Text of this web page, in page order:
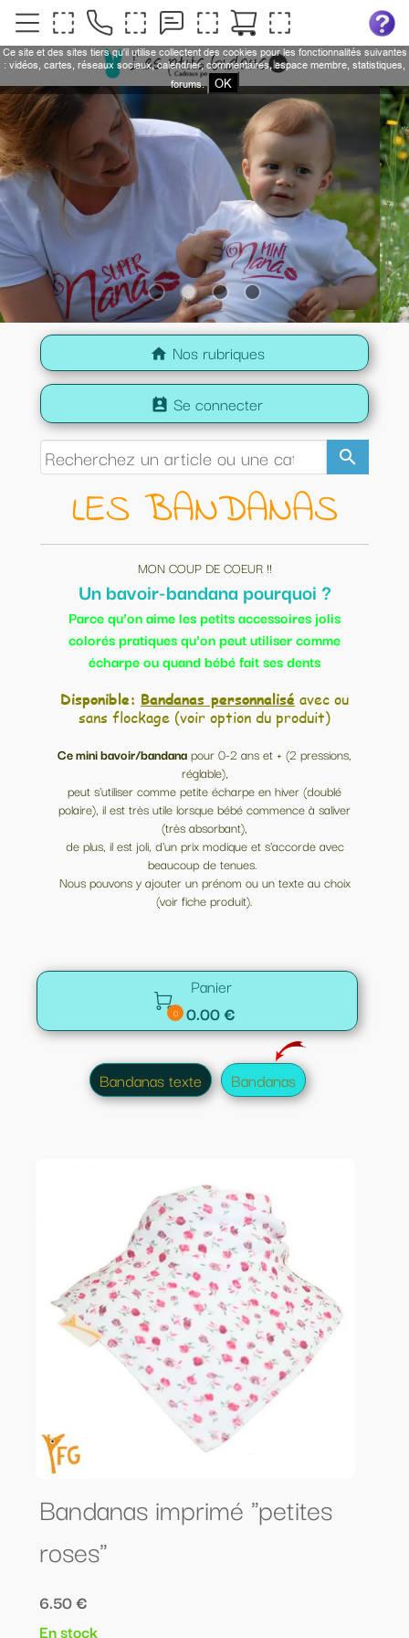
home Nos rubriques
search
perm_contact_calendar Se connecter
LES BANDANAS
MON COUP DE COEUR !!
Un bavoir-bandana pourquoi ?
Parce qu’on aime les petits accessoires jolis
colorés pratiques qu’on peut utiliser comme
écharpe ou quand bébé fait ses dents
Disponible: Bandanas personnalisé avec ou
sans flockage (voir option du produit)
Ce mini bavoir/bandanapour 0-2 ans et + (2 pressions,
réglable),
peut s'utiliser comme petite écharpe en hiver (doublé
polaire), il est très utile lorsque bébé commence à saliver
(très absorbant),
de plus, il est joli, d'un prix modique et s'accorde avec
beaucoup de tenues.
Nous pouvons y ajouter un prénom ou un texte au choix
(voir fiche produit).

0
Panier
0.00 €
Bandanas texte Bandanas
Bandanas imprimé "petites
roses"
6.50 €
En stock
Ce site et des sites tiers qu'il utilise collectent des cookies pour les fonctionnalités suivantes
: vidéos, cartes, réseaux sociaux, calendrier, commentaires, espace membre, statistiques,
forums.
OK